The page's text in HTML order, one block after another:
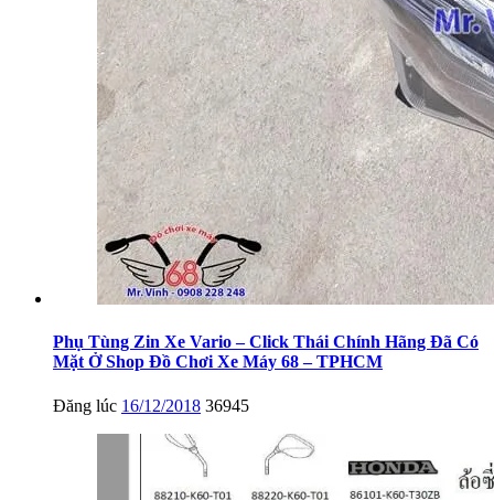
Phụ Tùng Zin Xe Vario – Click Thái Chính Hãng Đã Có
Mặt Ở Shop Đồ Chơi Xe Máy 68 – TPHCM
Đăng lúc 16/12/2018 36945